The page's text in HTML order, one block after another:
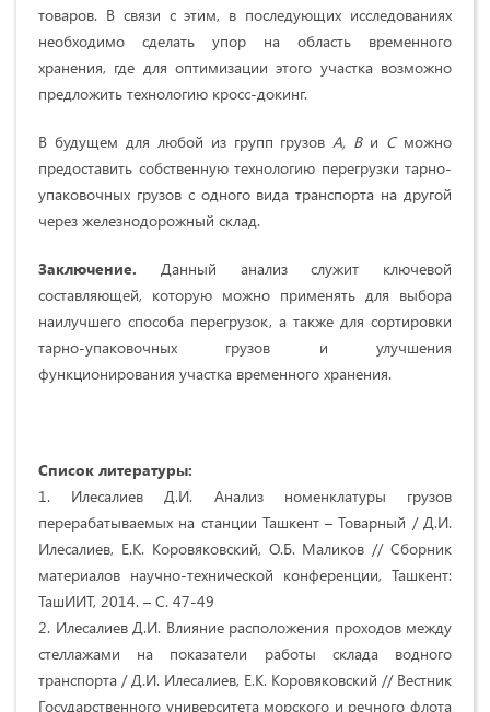
товаров. В связи с этим, в последующих исследованиях
необходимо сделать упор на область временного
хранения, где для оптимизации этого участка возможно
предложить технологию кросс-докинг.
В будущем для любой из групп грузовА, Ви Сможно
предоставить собственную технологию перегрузки тарно-
упаковочных грузов с одного вида транспорта на другой
через железнодорожный склад.
Заключение. Данный анализ служит ключевой
составляющей, которую можно применять для выбора
наилучшего способа перегрузок, а также для сортировки
тарно-упаковочных грузов и улучшения
функционирования участка временного хранения.
Список литературы:
1. Илесалиев Д.И. Анализ номенклатуры грузов
перерабатываемых на станции Ташкент – Товарный / Д.И.
Илесалиев, Е.К. Коровяковский, О.Б. Маликов // Сборник
материалов научно-технической конференции, Ташкент:
ТашИИТ, 2014. – С. 47-49
2. Илесалиев Д.И. Влияние расположения проходов между
стеллажами на показатели работы склада водного
транспорта / Д.И. Илесалиев, Е.К. Коровяковский // Вестник
Государственного университета морского и речного флота